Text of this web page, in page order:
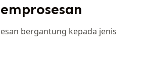
bergantung kepada jenis